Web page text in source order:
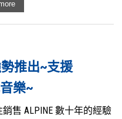
勢推出~支援
樂~
銷售 ALPINE 數十年的經驗